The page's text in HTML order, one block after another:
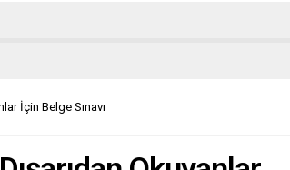
İçin Belge Sınavı